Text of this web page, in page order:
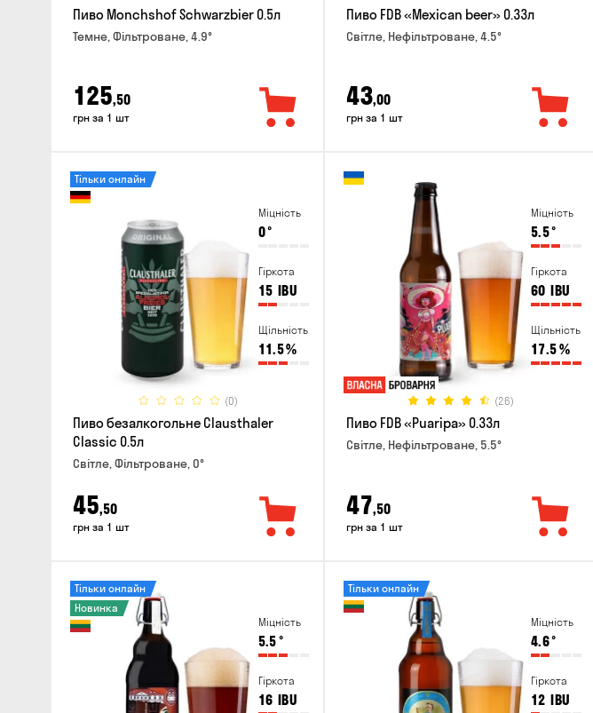
Пиво Monchshof Schwarzbier 0.5л
Темне, Фільтроване, 4.9°
125,50
грн за 1 шт
Пиво FDB «Mexican beer» 0.33л
Світле, Нефільтроване, 4.5°
43,00
грн за 1 шт
Міцність
0°
Гіркота
15 IBU
Щільність
11.5%
(0)
Тільки онлайн
Пиво безалкогольне Clausthaler
Classic 0.5л
Світле, Фільтроване, 0°
45,50
грн за 1 шт
Міцність
5.5°
Гіркота
60 IBU
Щільність
17.5%
(26)
Пиво FDB «Puaripa» 0.33л
Світле, Нефільтроване, 5.5°
47,50
грн за 1 шт
Міцність
5.5°
Гіркота
16 IBU
Тільки онлайн
Новинка
Міцність
4.6°
Гіркота
12 IBU
Тільки онлайн